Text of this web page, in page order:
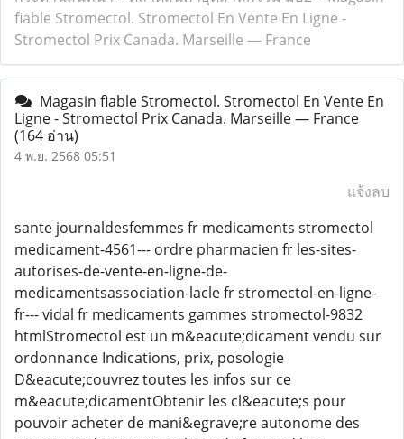
fiable Stromectol. Stromectol En Vente En Ligne -
Stromectol Prix Canada. Marseille — France
Magasin fiable Stromectol. Stromectol En Vente En
Ligne - Stromectol Prix Canada. Marseille — France
(164 อ่าน)
4 พ.ย. 2568 05:51
แจ้งลบ
sante journaldesfemmes fr medicaments stromectol
medicament-4561--- ordre pharmacien fr les-sites-
autorises-de-vente-en-ligne-de-
medicamentsassociation-lacle fr stromectol-en-ligne-
fr--- vidal fr medicaments gammes stromectol-9832
htmlStromectol est un m&eacute;dicament vendu sur
ordonnance Indications, prix, posologie
D&eacute;couvrez toutes les infos sur ce
m&eacute;dicamentObtenir les cl&eacute;s pour
pouvoir acheter de mani&egrave;re autonome des